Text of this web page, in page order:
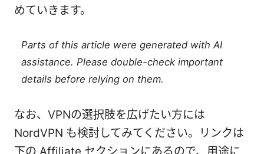
めていきます。
Parts of this article were generated with AI
assistance. Please double-check important
details before relying on them.
なお、VPNの選択肢を広げたい方には
NordVPN も検討してみてください。リンクは
下の Affiliate セクションにあるので、用途に